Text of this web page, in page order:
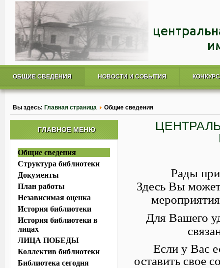
ОБЩИЕ СВЕДЕНИЯ НОВОСТИ И СОБЫТИЯ
Вы здесь: Главная страница Общие сведения
Рады
Здесь Вы
Для Вашего
Если у Вас
оставить свое
ГЛАВНОЕ МЕНЮ
Общие сведения
Структура библиотеки
Документы
План работы
Независимая оценка
История библиотеки
История библиотеки в
лицах
ЛИЦА ПОБЕДЫ
Коллектив библиотеки
Библиотека сегодня